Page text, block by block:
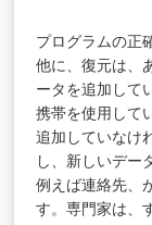
プログラムの正
他に、復元は、
ータを追加して
携帯を使用して
追加していなけ
し、新しいデー
例えば連絡先、
す。専門家は、